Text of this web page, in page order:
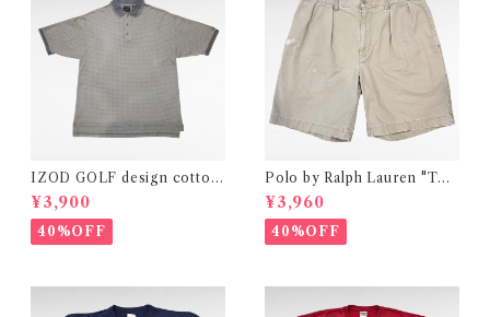
IZOD GOLF design cotton
polo shirt
¥3,900
40%OFF
Polo by Ralph Lauren "TYL
ER SHORT" two-tuck chin
o short pants
¥3,960
40%OFF